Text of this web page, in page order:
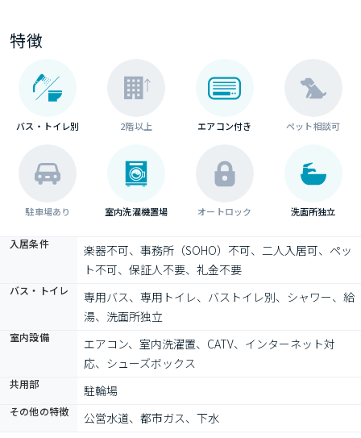
特徴
バス・トイレ別 2階以上 エアコン付き ペット相談可
駐車場あり 室内洗濯機置場 オートロック 洗面所独立
入居条件
楽器不可、事務所（SOHO）不可、二人入居可、ペッ
ト不可、保証人不要、礼金不要
バス・トイレ
専用バス、専用トイレ、バストイレ別、シャワー、給
湯、洗面所独立
室内設備
エアコン、室内洗濯置、CATV、インターネット対
応、シューズボックス
共用部 駐輪場
その他の特徴 公営水道、都市ガス、下水